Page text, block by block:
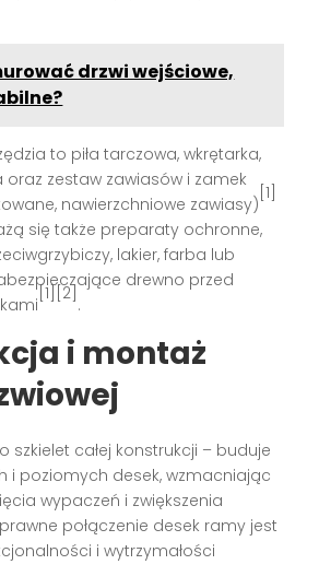
drzwi wejściowe,
to piła tarczowa, wkrętarka,
oraz zestaw zawiasów i zamek
nawierzchniowe zawiasy)
[1]
się także preparaty ochronne,
lakier, farba lub
drewno przed
[1][2]
.
i montaż
szkielet całej konstrukcji – buduje
i poziomych desek, wzmacniając
wypaczeń i zwiększenia
połączenie desek ramy jest
i wytrzymałości